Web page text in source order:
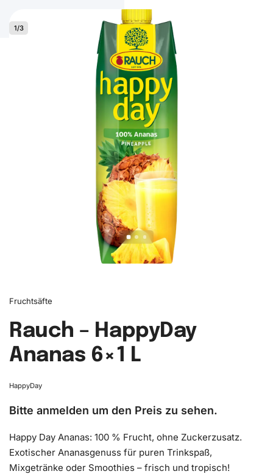
1/3
Fruchtsäfte
Rauch – HappyDay
Ananas 6×1 L
HappyDay
Bitte anmelden um den Preis zu sehen.
Happy Day Ananas: 100 % Frucht, ohne Zuckerzusatz.
Exotischer Ananasgenuss für puren Trinkspaß,
Mixgetränke oder Smoothies – frisch und tropisch!